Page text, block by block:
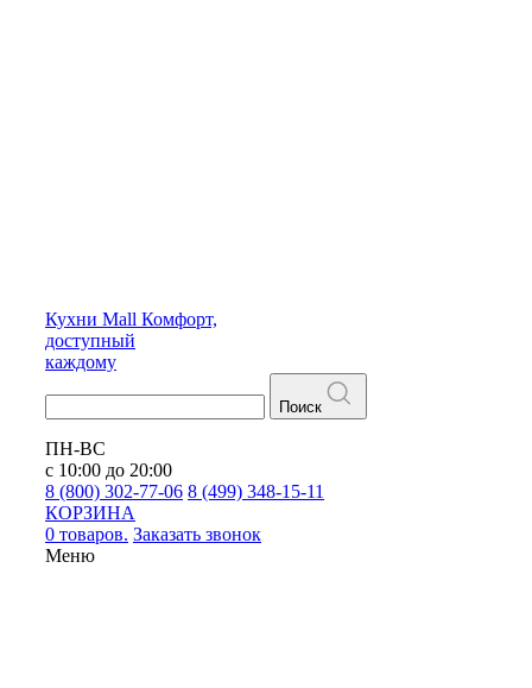
Кухни Mall Комфорт,
доступный
каждому
Поиск
ПН-ВС
с 10:00 до 20:00
8 (800) 302-77-06 8 (499) 348-15-11
КОРЗИНА
0 товаров. Заказать звонок
Меню